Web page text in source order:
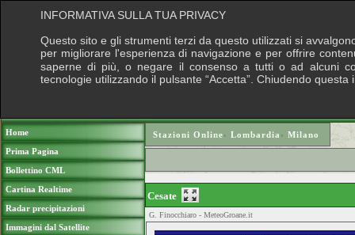
Home
Prima Pagina
Bollettino CML
Cartina Realtime
Radar precipitazioni
Immagini dal Satellite
Stazioni Online› Lombardia › Milano
Cesate
G. Finocchiaro - MeteoGroane.it
INFORMATIVA SULLA TUA PRIVACY
Questo sito e gli strumenti terzi da questo utilizzati si
per migliorare l'esperienza di navigazione e per offrire
saperne di più, o negare il consenso a tutti o ad alcuni
tecnologie utilizzando il pulsante “Accetta”. Chiudendo